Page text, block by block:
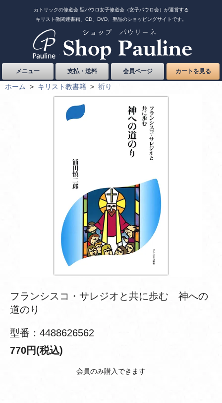
カトリックの修道会 聖パウロ女子修道会（女子パウロ会）が運営する
キリスト教関連書籍、CD、DVD、聖品のショッピングサイトです。
メニュー 支払・送料 会員ページ カートを見る
ホーム > キリスト教書籍 > 祈り
フランシスコ・サレジオと共に歩む 神への
道のり
型番：4488626562
770円(税込)
会員のみ購入できます